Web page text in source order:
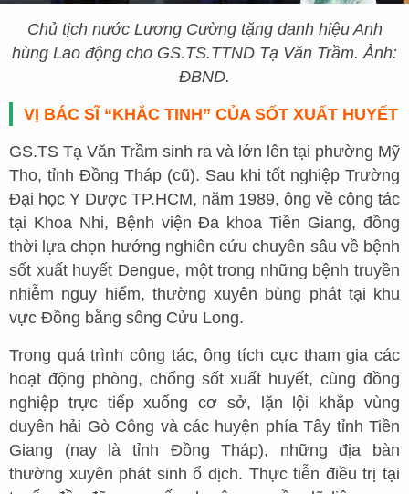
Chủ tịch nước Lương Cường tặng danh hiệu Anh
hùng Lao động cho GS.TS.TTND Tạ Văn Trầm. Ảnh:
ĐBND.
VỊ BÁC SĨ “KHẮC TINH” CỦA SỐT XUẤT HUYẾT
GS.TS Tạ Văn Trầm sinh ra và lớn lên tại phường Mỹ
Tho, tỉnh Đồng Tháp (cũ). Sau khi tốt nghiệp Trường
Đại học Y Dược TP.HCM, năm 1989, ông về công tác
tại Khoa Nhi, Bệnh viện Đa khoa Tiền Giang, đồng
thời lựa chọn hướng nghiên cứu chuyên sâu về bệnh
sốt xuất huyết Dengue, một trong những bệnh truyền
nhiễm nguy hiểm, thường xuyên bùng phát tại khu
vực Đồng bằng sông Cửu Long.
Trong quá trình công tác, ông tích cực tham gia các
hoạt động phòng, chống sốt xuất huyết, cùng đồng
nghiệp trực tiếp xuống cơ sở, lặn lội khắp vùng
duyên hải Gò Công và các huyện phía Tây tỉnh Tiền
Giang (nay là tỉnh Đồng Tháp), những địa bàn
thường xuyên phát sinh ổ dịch. Thực tiễn điều trị tại